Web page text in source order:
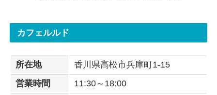
カフェルルド
所在地
香川県高松市兵庫町1-15
営業時間
11:30～18:00